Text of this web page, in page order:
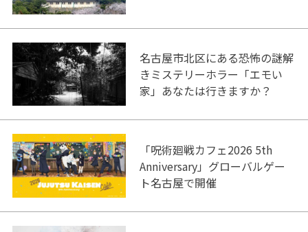
名古屋市北区にある恐怖の謎解
きミステリーホラー「エモい
家」あなたは行きますか？
「呪術廻戦カフェ2026 5th
Anniversary」グローバルゲー
ト名古屋で開催